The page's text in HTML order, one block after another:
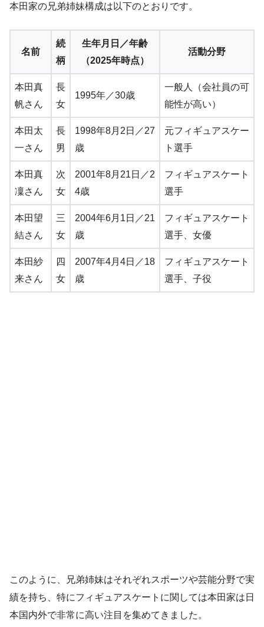
本田家の兄弟姉妹構成は以下のとおりです。
名前
続
柄
生年月日／年齢
（2025年時点）
活動分野
本田真
帆さん
長
女
1995年／30歳
一般人（会社員の可
能性が高い）
本田太
一さん
長
男
1998年8月2日／27
歳
元フィギュアスケー
ト選手
本田真
凜さん
次
女
2001年8月21日／2
4歳
フィギュアスケート
選手
本田望
結さん
三
女
2004年6月1日／21
歳
フィギュアスケート
選手、女優
本田紗
来さん
四
女
2007年4月4日／18
歳
フィギュアスケート
選手、子役
このように、兄弟姉妹はそれぞれスポーツや芸能分野で実
績を持ち、特にフィギュアスケートに関しては本田家は日
本国内外で非常に高い注目を集めてきました。